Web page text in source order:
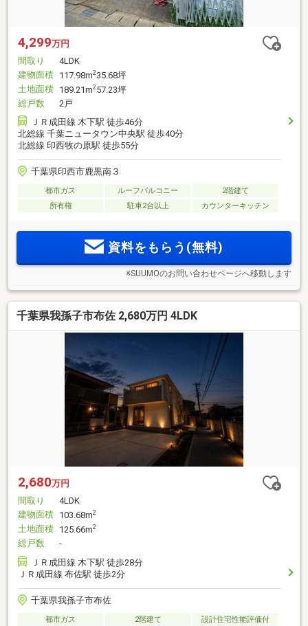
4,299万円
間取り
4LDK
建物面積 117.98m2 35.68坪
土地面積 189.21m2 57.23坪
総戸数
2戸
ＪＲ成田線 木下駅 徒歩46分
北総線 千葉ニュータウン中央駅 徒歩40分
北総線 印西牧の原駅 徒歩55分
千葉県印西市鹿黒南３
都市ガス ルーフバルコニー
2階建て
所有権
駐車2台以上 カウンターキッチン
資料をもらう(無料)
※SUUMOのお問い合わせページへ移動します
千葉県我孫子市布佐 2,680万円 4LDK
2,680万円
間取り
4LDK
建物面積 103.68m2
土地面積 125.66m2
総戸数
-
ＪＲ成田線 木下駅 徒歩28分
ＪＲ成田線 布佐駅 徒歩2分
千葉県我孫子市布佐
都市ガス 2階建て
設計住宅性能評価付